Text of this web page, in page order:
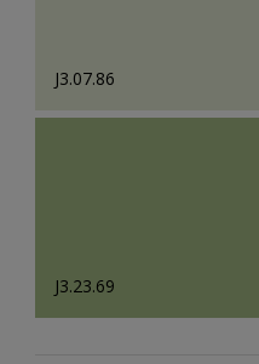
J3.07.86
J3.23.69